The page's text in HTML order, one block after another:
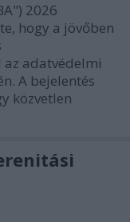
2026
hogy a jövőben
az adatvédelmi
A bejelentés
közvetlen